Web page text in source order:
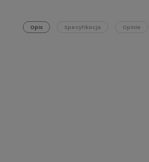
Opis Specyfikacja Opinie